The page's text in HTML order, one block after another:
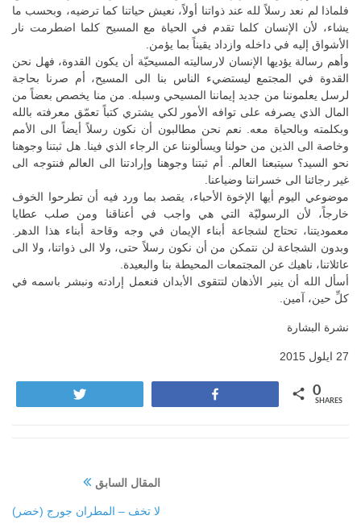
فلماذا لم نعد رسلاً لله عند ذواتنا أولاً، نعيش حياتنا كما ترضيه، وبحسب ما
يشاء، لأن الإنسان كلما تقدم في الحياة مع المسيح كلما اضطرمت نار
الأشواق إليه في داخله وازداد يقيناً بما يؤمن.
وأهم رسالة يؤديها الإنسان لارساليته المسيحيّة أن يكون القدوة، فهل نحن
القدوة في المجتمع ليستضيء الناس بنا الى المسيح، أم صرنا بحاجة
لرسل يعلموننا من جديد إيماننا المسيحي وسبله. من منا يخصص بعضاً من
المال الذي يصرفه على توافه الأمور لكي يشتري كتباً تعمّق معرفته بالله
وبكلمته وبالحياة معه. نعم نحن مطالبون أن نكون رسلاً أيضاً الى الأمم
وخاصة الى الذين من حولنا ويسألوننا عن الرجاء الذي فينا. هل ثبتنا وجوهنا
نحو السيد؟ سيتبعنا العالم. أم ثبتنا وجوهنا وإرادتنا الى العالم فنتوجه الى
غير رجائنا الى خسراننا وضياعنا.
موضوعي اليوم أيها الإخوة الأحباء، يقصد بما ورد فيه أن تطرحوا الخوف
خارجاً، لأن الرسوليّة التي هي واجب في أعناقنا ومن صلب عطايا
معموديتنا، تحتاج لشجاعة أبناء الإيمان في وجه وقاحة أبناء هذا الدهر.
وبدون الشجاعة لن نتمكن من أن نكون رسلاً حتى، ولا الى ذواتنا، ولا الى
عائلاتنا، ناهيك عن المجتمعات المحيطة بنا والبعيدة.
أسأل الله أن ينير الأذهان لتتقوى الأبدان فنعمل إرادته ونبشر باسمه في
كلِّ حين، آمين.
نشرة البشارة
27 ايلول 2015
0
SHARES
المقال السابق
لا تخف – المطران جورج (خضر)